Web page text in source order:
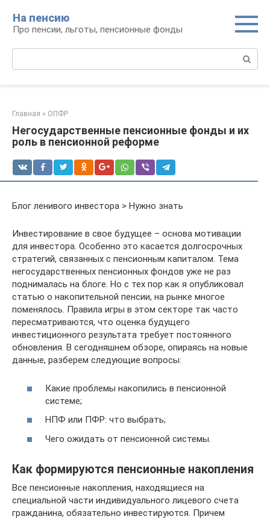
контенту
На пенсию
Про пенсии, льготы, пенсионные фонды
Главная » ОПФР
Негосударственные пенсионные фонды и их
роль в пенсионной реформе
Блог ленивого инвестора > Нужно знать
Инвестирование в свое будущее – основа мотивации
для инвестора. Особенно это касается долгосрочных
стратегий, связанных с пенсионным капиталом. Тема
негосударственных пенсионных фондов уже не раз
поднималась на блоге. Но с тех пор как я опубликовал
статью о накопительной пенсии, на рынке многое
поменялось. Правила игры в этом секторе так часто
пересматриваются, что оценка будущего
инвестиционного результата требует постоянного
обновления. В сегодняшнем обзоре, опираясь на новые
данные, разберем следующие вопросы:
Какие проблемы накопились в пенсионной
системе;
НПФ или ПФР: что выбрать;
Чего ожидать от пенсионной системы.
Как формируются пенсионные накопления
Все пенсионные накопления, находящиеся на
специальной части индивидуального лицевого счета
гражданина, обязательно инвестируются. Причем